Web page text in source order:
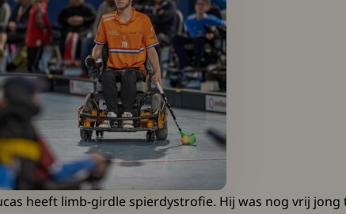
heeft limb-girdle spierdystrofie. Hij was nog vrij